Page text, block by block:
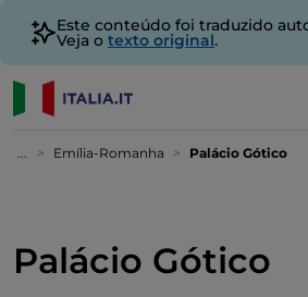
Este conteúdo foi traduzido
Veja o texto original.
... Emília-Romanha Palácio Gótico
Palácio Gótico